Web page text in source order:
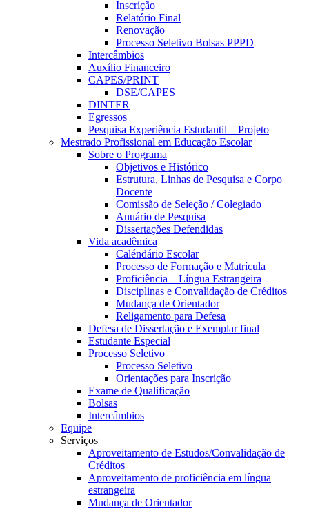
Inscrição
Relatório Final
Renovação
Processo Seletivo Bolsas PPPD
Intercâmbios
Auxílio Financeiro
CAPES/PRINT
DSE/CAPES
DINTER
Egressos
Pesquisa Experiência Estudantil – Projeto
Mestrado Profissional em Educação Escolar
Sobre o Programa
Objetivos e Histórico
Estrutura, Linhas de Pesquisa e Corpo
Docente
Comissão de Seleção / Colegiado
Anuário de Pesquisa
Dissertações Defendidas
Vida acadêmica
Caléndário Escolar
Processo de Formação e Matrícula
Proficiência – Língua Estrangeira
Disciplinas e Convalidação de Créditos
Mudança de Orientador
Religamento para Defesa
Defesa de Dissertação e Exemplar final
Estudante Especial
Processo Seletivo
Processo Seletivo
Orientações para Inscrição
Exame de Qualificação
Bolsas
Intercâmbios
Equipe
Serviços
Aproveitamento de Estudos/Convalidação de
Créditos
Aproveitamento de proficiência em língua
estrangeira
Mudança de Orientador